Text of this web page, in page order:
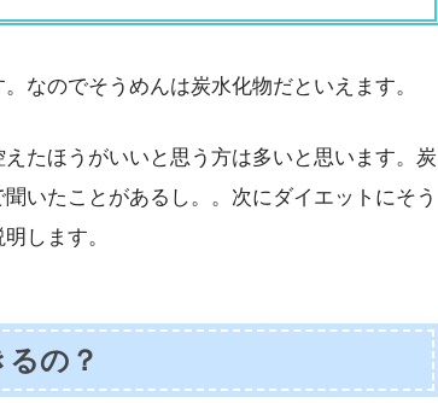
なのでそうめんは炭水化物だといえます。
たほうがいいと思う方は多いと思います。炭
いたことがあるし。。次にダイエットにそう
します。
の？